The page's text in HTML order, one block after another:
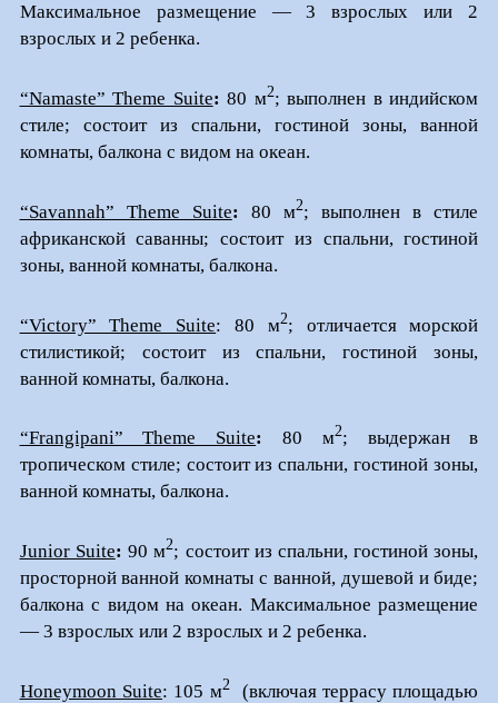
Максимальное размещение — 3 взрослых или 2
взрослых и 2 ребенка.
“Namaste” Theme Suite: 80 м2; выполнен в индийском
стиле; состоит из спальни, гостиной зоны, ванной
комнаты, балкона с видом на океан.
“Savannah” Theme Suite: 80 м2; выполнен в стиле
африканской саванны; состоит из спальни, гостиной
зоны, ванной комнаты, балкона.
“Victory” Theme Suite: 80 м2; отличается морской
стилистикой; состоит из спальни, гостиной зоны,
ванной комнаты, балкона.
“Frangipani” Theme Suite: 80 м2; выдержан в
тропическом стиле; состоит из спальни, гостиной зоны,
ванной комнаты, балкона.
Junior Suite: 90 м2; состоит из спальни, гостиной зоны,
просторной ванной комнаты с ванной, душевой и биде;
балкона с видом на океан. Максимальное размещение
— 3 взрослых или 2 взрослых и 2 ребенка.
Honeymoon Suite: 105 м2
(включая террасу площадью